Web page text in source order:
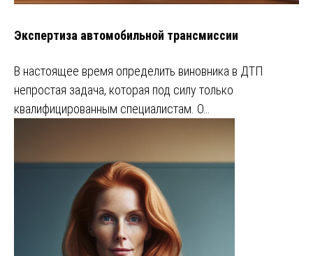
Экспертиза автомобильной трансмиссии
В настоящее время определить виновника в ДТП
непростая задача, которая под силу только
квалифицированным специалистам. О…